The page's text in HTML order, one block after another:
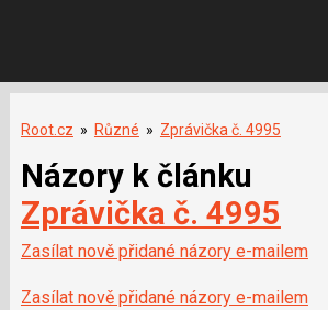
Root.cz » Různé » Zprávička č. 4995
Názory k článku
Zprávička č. 4995
Zasílat nově přidané názory e-mailem
Zasílat nově přidané názory e-mailem